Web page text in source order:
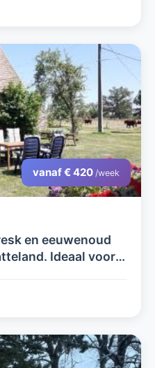
vanaf € 420 /week
en eeuwenoud
Ideaal voor